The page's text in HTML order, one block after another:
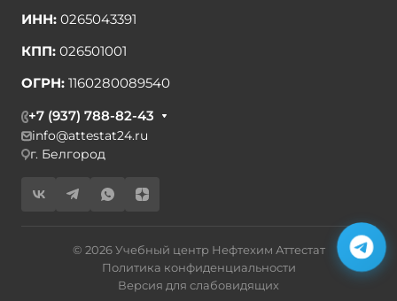
ИНН: 0265043391
КПП: 026501001
ОГРН: 1160280089540
+7 (937) 788-82-43
info@attestat24.ru
г. Белгород
© 2026 Учебный центр Нефтехим Аттестат
Политика конфиденциальности
Версия для слабовидящих